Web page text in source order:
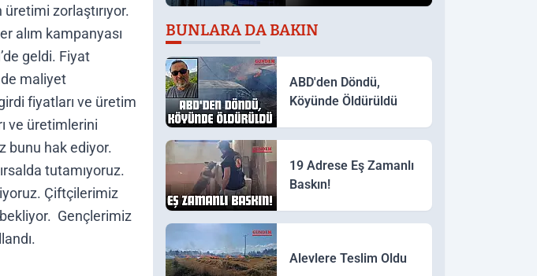
zorlaştırıyor.
alım kampanyası
geldi. Fiyat
maliyet
fiyatları ve üretim
ve üretimlerini
bunu hak ediyor.
tutamıyoruz.
Çiftçilerimiz
Gençlerimiz
BUNLARA DA BAKIN
ABD'den Döndü,
Köyünde Öldürüldü
19 Adrese Eş Zamanlı
Baskın!
Alevlere Teslim Oldu